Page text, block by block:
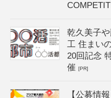
乾久美子
工 住まい
20回記念
催[PR]
【公募情